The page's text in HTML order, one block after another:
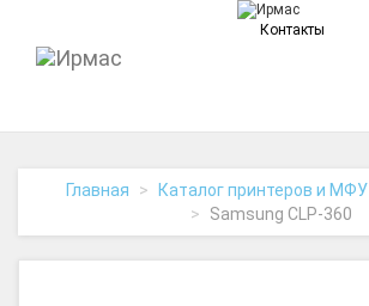
Контакты
Главная Каталог принтеров и МФУ
Samsung CLP-360